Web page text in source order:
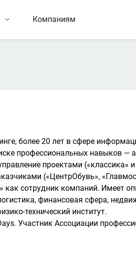
Компаниям
более 20 лет в сфере
профессиональных навыков —
проектами («классика»
(«ЦентрОбувь»,
как сотрудник компаний. Имеет
финансовая сфера,
технический институт.
Участник Ассоциации